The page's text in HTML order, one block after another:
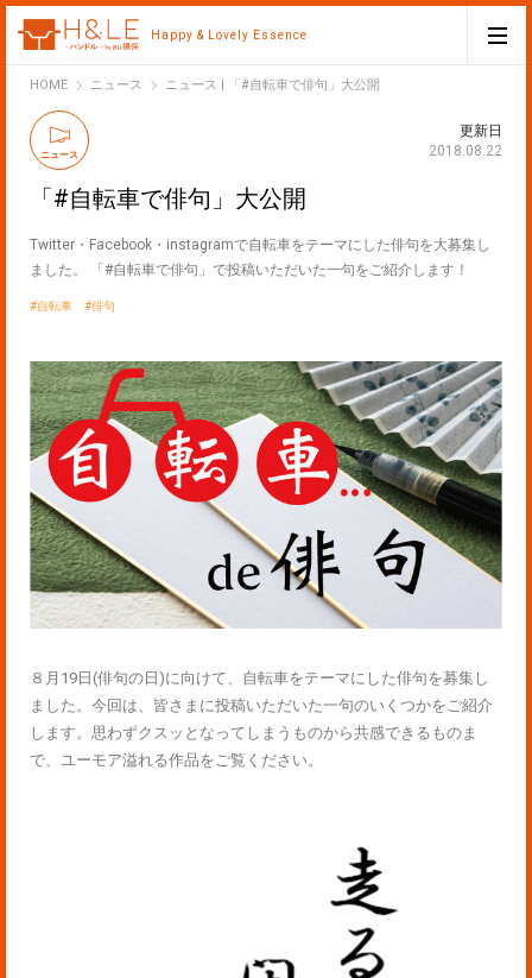
Happy & Lovely Essence
HOMEH&LEニュース ニュース | 「#自転車で俳句」大公開
ニュース
更新日
2018.08.22
「#自転車で俳句」大公開
Twitter・Facebook・instagramで自転車をテーマにした俳句を大募集し
ました。 「#自転車で俳句」で投稿いただいた一句をご紹介します！
自転車 俳句
８月19日(俳句の日)に向けて、自転車をテーマにした俳句を募集し
ました。今回は、皆さまに投稿いただいた一句のいくつかをご紹介
します。思わずクスッとなってしまうものから共感できるものま
で、ユーモア溢れる作品をご覧ください。